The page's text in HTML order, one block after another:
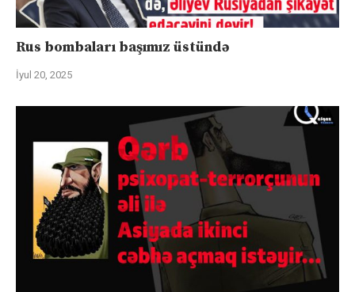
Rus bombaları başımız üstündə
İyul 20, 2025